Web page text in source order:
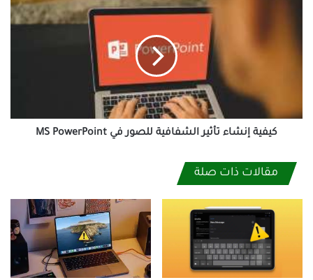
PowerPoint
كيفية إنشاء تأثير الشفافية للصور في MS PowerPoint
مقالات ذات صلة